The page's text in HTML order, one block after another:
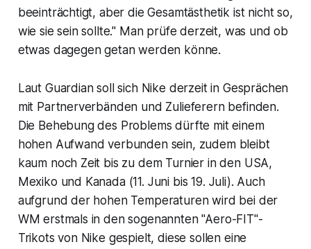
beeinträchtigt, aber die Gesamtästhetik ist nicht so,
wie sie sein sollte." Man prüfe derzeit, was und ob
etwas dagegen getan werden könne.
Laut Guardian soll sich Nike derzeit in Gesprächen
mit Partnerverbänden und Zulieferern befinden.
Die Behebung des Problems dürfte mit einem
hohen Aufwand verbunden sein, zudem bleibt
kaum noch Zeit bis zu dem Turnier in den USA,
Mexiko und Kanada (11. Juni bis 19. Juli). Auch
aufgrund der hohen Temperaturen wird bei der
WM erstmals in den sogenannten "Aero-FIT"-
Trikots von Nike gespielt, diese sollen eine